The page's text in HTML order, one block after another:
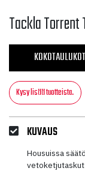
Tackla Torrent
KOKOTAULUKOT
Kysy lisää tuotteista.
KUVAUS
Housuissa
vetoketjutaskut